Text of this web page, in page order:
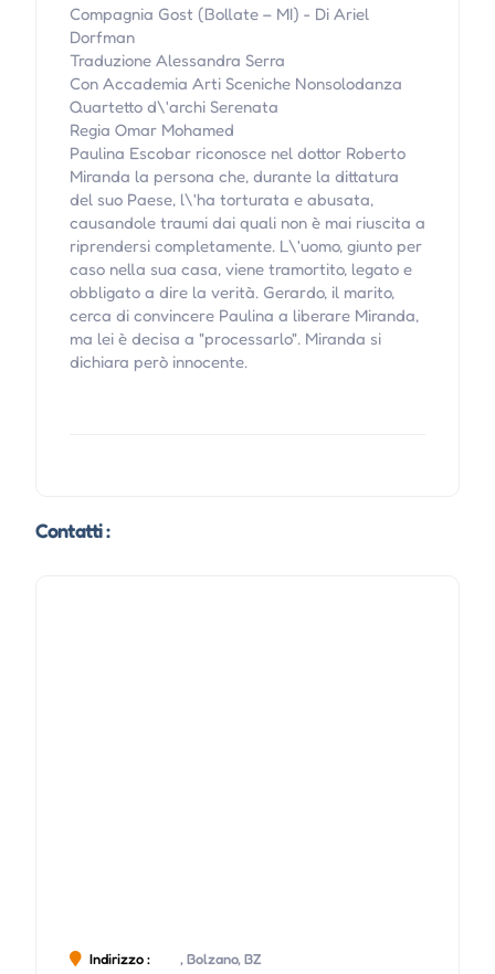
Compagnia Gost (Bollate – MI) - Di Ariel
Dorfman
Traduzione Alessandra Serra
Con Accademia Arti Sceniche Nonsolodanza
Quartetto d\'archi Serenata
Regia Omar Mohamed
Paulina Escobar riconosce nel dottor Roberto
Miranda la persona che, durante la dittatura
del suo Paese, l\'ha torturata e abusata,
causandole traumi dai quali non è mai riuscita a
riprendersi completamente. L\'uomo, giunto per
caso nella sua casa, viene tramortito, legato e
obbligato a dire la verità. Gerardo, il marito,
cerca di convincere Paulina a liberare Miranda,
ma lei è decisa a "processarlo". Miranda si
dichiara però innocente.
Contatti :
Indirizzo : , Bolzano, BZ